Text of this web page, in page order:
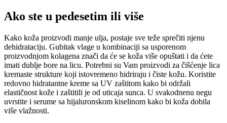
Ako ste u pedesetim ili više
Kako koža proizvodi manje ulja, postaje sve teže sprečiti njenu
dehidrataciju. Gubitak vlage u kombinaciji sa usporenom
proizvodnjom kolagena znači da će se koža više opuštati i da ćete
imati dublje bore na licu. Potrebni su Vam proizvodi za čišćenje lica
kremaste strukture koji istovremeno hidriraju i čiste kožu. Koristite
redovno hidratantne kreme sa UV zaštitom kako bi održali
elastičnost kože i zaštitili je od uticaja sunca. U svakodnenu negu
uvrstite i serume sa hijaluronskom kiselinom kako bi koža dobila
više vlažnosti.